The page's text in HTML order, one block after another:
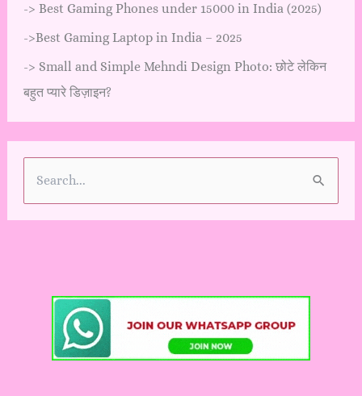
-> Best Gaming Phones under 15000 in India (2025)
->Best Gaming Laptop in India – 2025
-> Small and Simple Mehndi Design Photo: छोटे लेकिन
बहुत प्यारे डिज़ाइन?